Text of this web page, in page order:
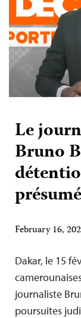
Le
Bruno
February 16,
Dakar, le 15
journaliste
poursuites